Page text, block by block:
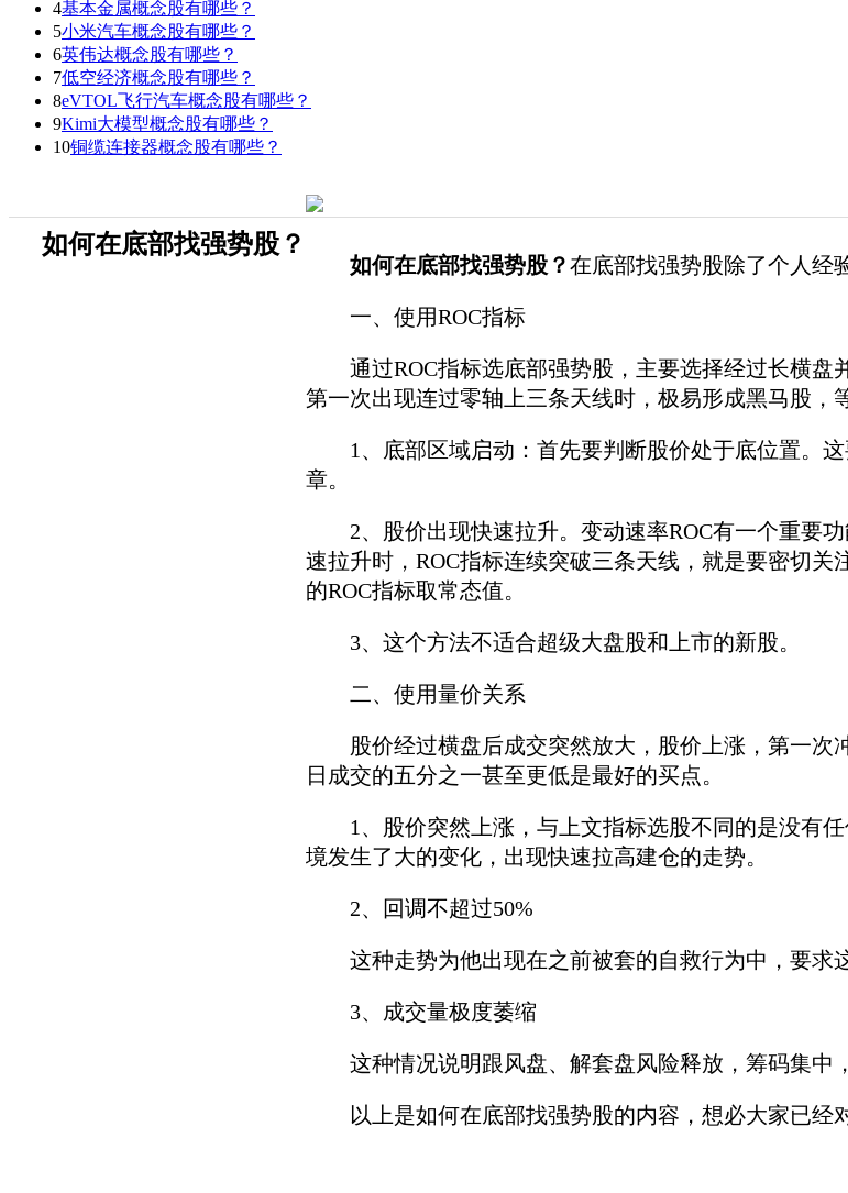
4基本金属概念股有哪些？
5小米汽车概念股有哪些？
6英伟达概念股有哪些？
7低空经济概念股有哪些？
8eVTOL飞行汽车概念股有哪些？
9Kimi大模型概念股有哪些？
10铜缆连接器概念股有哪些？
如何在底部找强势股？
如何在底部找强势股？在底部找强势股除了个人经
一、使用ROC指标
通过ROC指标选底部强势股，主要选择经过长横盘
第一次出现连过零轴上三条天线时，极易形成黑马股，
1、底部区域启动：首先要判断股价处于底位置。这
章。
2、股价出现快速拉升。变动速率ROC有一个重要功
速拉升时，ROC指标连续突破三条天线，就是要密切
的ROC指标取常态值。
3、这个方法不适合超级大盘股和上市的新股。
二、使用量价关系
股价经过横盘后成交突然放大，股价上涨，第一次
日成交的五分之一甚至更低是最好的买点。
1、股价突然上涨，与上文指标选股不同的是没有任
境发生了大的变化，出现快速拉高建仓的走势。
2、回调不超过50%
这种走势为他出现在之前被套的自救行为中，要求这
3、成交量极度萎缩
这种情况说明跟风盘、解套盘风险释放，筹码集中
以上是如何在底部找强势股的内容，想必大家已经对